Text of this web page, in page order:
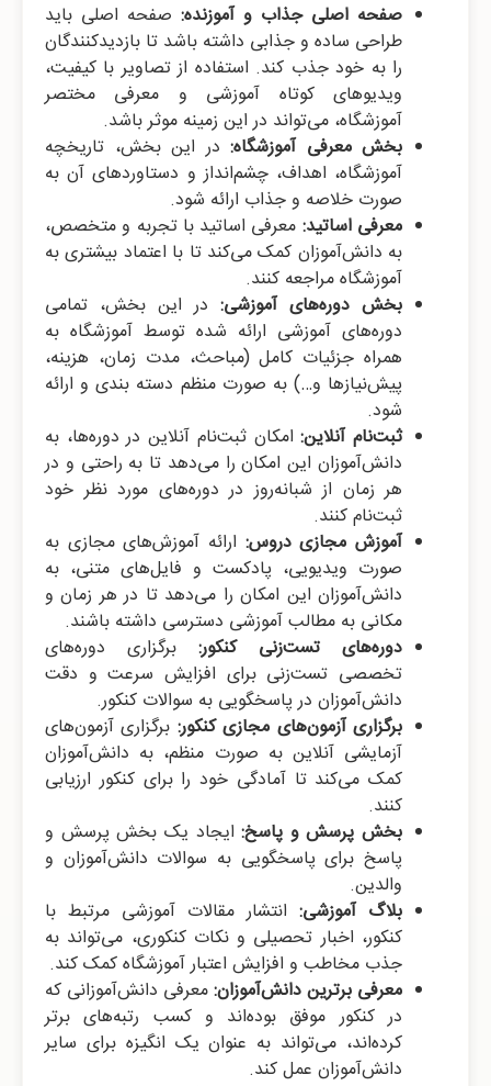
صفحه اصلی جذاب و آموزنده: صفحه اصلی باید
طراحی ساده و جذابی داشته باشد تا بازدیدکنندگان
را به خود جذب کند. استفاده از تصاویر با کیفیت،
ویدیوهای کوتاه آموزشی و معرفی مختصر
آموزشگاه، می‌تواند در این زمینه موثر باشد.
بخش معرفی آموزشگاه: در این بخش، تاریخچه
آموزشگاه، اهداف، چشم‌انداز و دستاوردهای آن به
صورت خلاصه و جذاب ارائه شود.
معرفی اساتید: معرفی اساتید با تجربه و متخصص،
به دانش‌آموزان کمک می‌کند تا با اعتماد بیشتری به
آموزشگاه مراجعه کنند.
بخش دوره‌های آموزشی: در این بخش، تمامی
دوره‌های آموزشی ارائه شده توسط آموزشگاه به
همراه جزئیات کامل (مباحث، مدت زمان، هزینه،
پیش‌نیازها و…) به صورت منظم دسته بندی و ارائه
شود.
ثبت‌نام آنلاین:امکان ثبت‌نام آنلاین در دوره‌ها، به
دانش‌آموزان این امکان را می‌دهد تا به راحتی و در
هر زمان از شبانه‌روز در دوره‌های مورد نظر خود
ثبت‌نام کنند.
آموزش مجازی دروس: ارائه آموزش‌های مجازی به
صورت ویدیویی، پادکست و فایل‌های متنی، به
دانش‌آموزان این امکان را می‌دهد تا در هر زمان و
مکانی به مطالب آموزشی دسترسی داشته باشند.
دوره‌های تست‌زنی کنکور: برگزاری دوره‌های
تخصصی تست‌زنی برای افزایش سرعت و دقت
دانش‌آموزان در پاسخگویی به سوالات کنکور.
برگزاری آزمون‌های مجازی کنکور: برگزاری آزمون‌های
آزمایشی آنلاین به صورت منظم، به دانش‌آموزان
کمک می‌کند تا آمادگی خود را برای کنکور ارزیابی
کنند.
بخش پرسش و پاسخ:ایجاد یک بخش پرسش و
پاسخ برای پاسخگویی به سوالات دانش‌آموزان و
والدین.
بلاگ آموزشی: انتشار مقالات آموزشی مرتبط با
کنکور، اخبار تحصیلی و نکات کنکوری، می‌تواند به
جذب مخاطب و افزایش اعتبار آموزشگاه کمک کند.
معرفی برترین دانش‌آموزان:معرفی دانش‌آموزانی که
در کنکور موفق بوده‌اند و کسب رتبه‌های برتر
کرده‌اند، می‌تواند به عنوان یک انگیزه برای سایر
دانش‌آموزان عمل کند.